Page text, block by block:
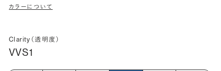
カラーについて
Clarity（透明度）
VVS1